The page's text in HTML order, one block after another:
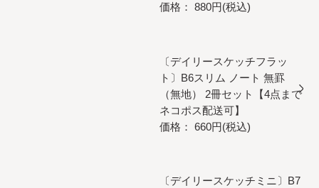
価格： 880円(税込)
〔デイリースケッチフラッ
ト〕B6スリム ノート 無罫
（無地） 2冊セット【4点まで
ネコポス配送可】
価格： 660円(税込)
〔デイリースケッチミニ〕B7